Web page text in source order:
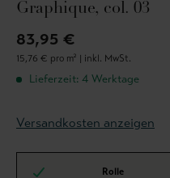
Graphique, col. 03
83,95 €
15,76 € pro m² | inkl. MwSt.
Lieferzeit: 4 Werktage
Versandkosten anzeigen
Rolle